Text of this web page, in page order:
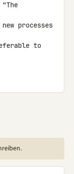
processes
to